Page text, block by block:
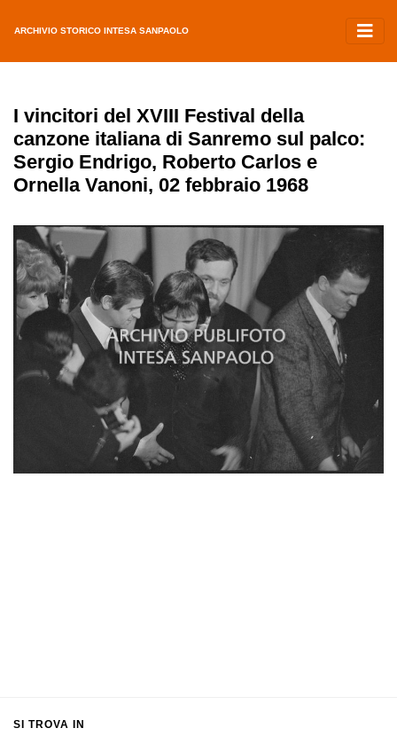
ARCHIVIO STORICO INTESA SANPAOLO
I vincitori del XVIII Festival della
canzone italiana di Sanremo sul palco:
Sergio Endrigo, Roberto Carlos e
Ornella Vanoni, 02 febbraio 1968
SI TROVA IN